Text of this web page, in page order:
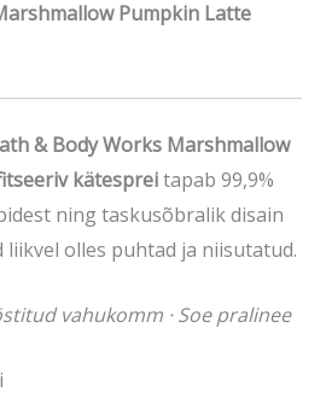
Pumpkin Latte
& Body Works Marshmallow
kätespreitapab 99,9%
ning taskusõbralik disain
liikvel olles puhtad ja niisutatud.
vahukomm · Soe pralinee